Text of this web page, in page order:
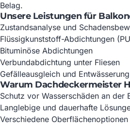
Belag.
Unsere Leistungen für
Zustandsanalyse und
Flüssigkunststoff-Abdichtungen
Bituminöse Abdichtungen
Verbundabdichtung unter Fliesen
Gefälleausgleich und Entwässerung
Warum Dachdeckermeister
Schutz vor Wasserschäden an der
Langlebige und dauerhafte
Verschiedene Oberflächenoptionen